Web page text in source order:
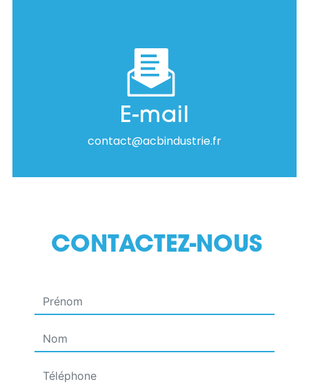
E-mail
contact@acbindustrie.fr
CONTACTEZ-NOUS